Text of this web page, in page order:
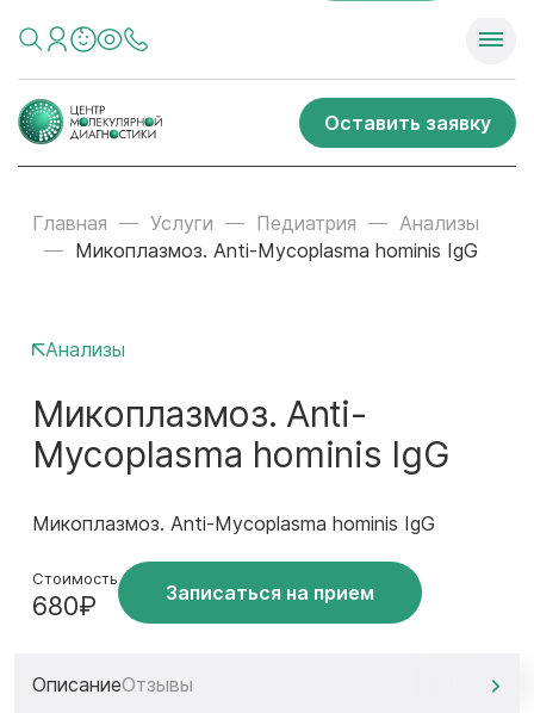
Оставить заявку
Главная Услуги Педиатрия
Анализы
Микоплазмоз. Anti-Mycoplasma hominis IgG
Анализы
Микоплазмоз. Anti-
Mycoplasma hominis IgG
Микоплазмоз. Anti-Mycoplasma hominis IgG
Стоимость
680₽ Записаться на прием
ОписаниеОтзывы